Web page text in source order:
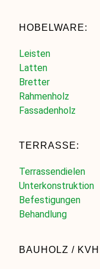
HOBELWARE:
Leisten
Latten
Bretter
Rahmenholz
Fassadenholz
TERRASSE:
Terrassendielen
Unterkonstruktion
Befestigungen
Behandlung
BAUHOLZ /